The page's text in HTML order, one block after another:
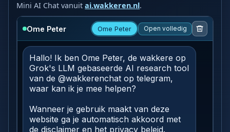
Mini AI Chat vanuitai.wakkeren.nl.